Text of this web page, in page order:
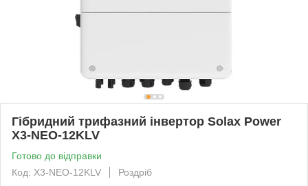
Гібридний трифазний інвертор Solax Power
X3-NEO-12KLV
Готово до відправки
Код: X3-NEO-12KLV
Роздріб